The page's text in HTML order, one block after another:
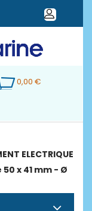
0,00 €
ELECTRIQUE
x 41 mm - Ø